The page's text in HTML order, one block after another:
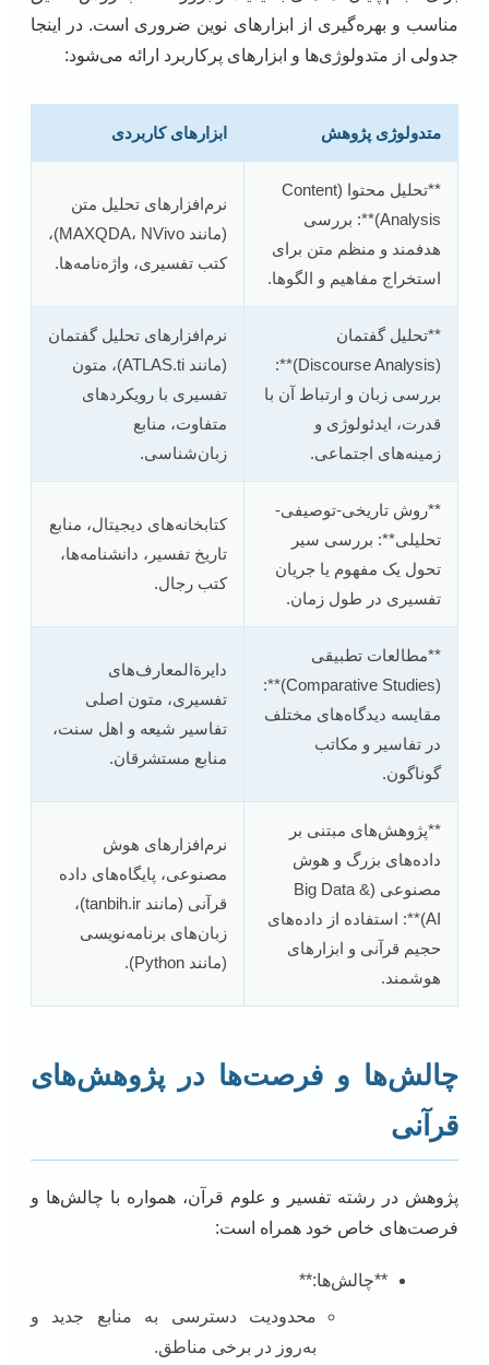
مناسب و بهره‌گیری از ابزارهای نوین ضروری است. در اینجا
جدولی از متدولوژی‌ها و ابزارهای پرکاربرد ارائه می‌شود:
متدولوژی پژوهش ابزارهای کاربردی
**تحلیل محتوا (Content
Analysis)**: بررسی
هدفمند و منظم متن برای
استخراج مفاهیم و الگوها.
نرم‌افزارهای تحلیل متن
(مانند MAXQDA، NVivo)،
کتب تفسیری، واژه‌نامه‌ها.
**تحلیل گفتمان
(Discourse Analysis)**:
بررسی زبان و ارتباط آن با
قدرت، ایدئولوژی و
زمینه‌های اجتماعی.
نرم‌افزارهای تحلیل گفتمان
(مانند ATLAS.ti)، متون
تفسیری با رویکردهای
متفاوت، منابع
زبان‌شناسی.
**روش تاریخی-توصیفی-
تحلیلی**: بررسی سیر
تحول یک مفهوم یا جریان
تفسیری در طول زمان.
کتابخانه‌های دیجیتال، منابع
تاریخ تفسیر، دانشنامه‌ها،
کتب رجال.
**مطالعات تطبیقی
(Comparative Studies)**:
مقایسه دیدگاه‌های مختلف
در تفاسیر و مکاتب
گوناگون.
دایرةالمعارف‌های
تفسیری، متون اصلی
تفاسیر شیعه و اهل سنت،
منابع مستشرقان.
**پژوهش‌های مبتنی بر
داده‌های بزرگ و هوش
مصنوعی (Big Data &
AI)**: استفاده از داده‌های
حجیم قرآنی و ابزارهای
هوشمند.
نرم‌افزارهای هوش
مصنوعی، پایگاه‌های داده
قرآنی (مانند tanbih.ir)،
زبان‌های برنامه‌نویسی
(مانند Python).
چالش‌ها و فرصت‌ها در پژوهش‌های
قرآنی
پژوهش در رشته تفسیر و علوم قرآن، همواره با چالش‌ها و
فرصت‌های خاص خود همراه است:
**چالش‌ها:**
محدودیت دسترسی به منابع جدید و
به‌روز در برخی مناطق.